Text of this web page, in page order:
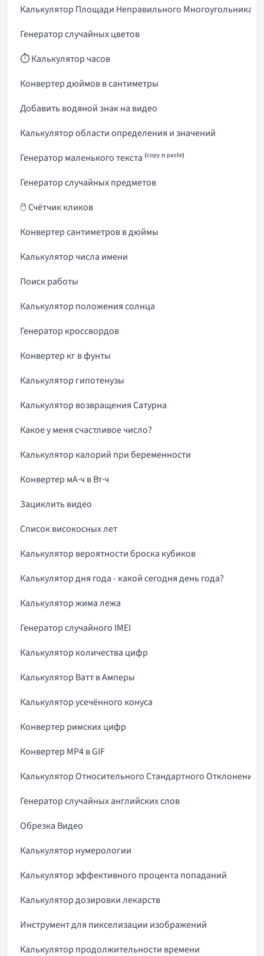
Калькулятор Площади Неправильного Многоугольника
Генератор случайных цветов
⏱️ Калькулятор часов
Конвертер дюймов в сантиметры
Добавить водяной знак на видео
Калькулятор области определения и значений
Генератор маленького текста ⁽ᶜᵒᵖʸ ⁿ ᵖᵃˢᵗᵉ⁾
Генератор случайных предметов
🖱️ Счётчик кликов
Конвертер сантиметров в дюймы
Калькулятор числа имени
Поиск работы
Калькулятор положения солнца
Генератор кроссвордов
Конвертер кг в фунты
Калькулятор гипотенузы
Калькулятор возвращения Сатурна
Какое у меня счастливое число?
Калькулятор калорий при беременности
Конвертер мА·ч в Вт·ч
Зациклить видео
Список високосных лет
Калькулятор вероятности броска кубиков
Калькулятор дня года - какой сегодня день года?
Калькулятор жима лежа
Генератор случайного IMEI
Калькулятор количества цифр
Калькулятор Ватт в Амперы
Калькулятор усечённого конуса
Конвертер римских цифр
Конвертер MP4 в GIF
Калькулятор Относительного Стандартного Отклонения
Генератор случайных английских слов
Обрезка Видео
Калькулятор нумерологии
Калькулятор эффективного процента попаданий
Калькулятор дозировки лекарств
Инструмент для пикселизации изображений
Калькулятор продолжительности времени